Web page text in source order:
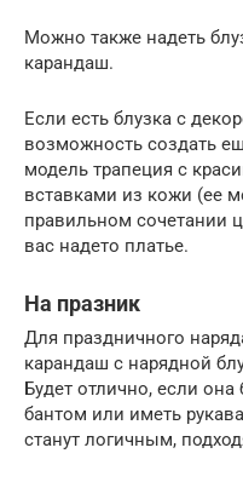
Можно также надеть
карандаш.
Если есть блузка с
возможность создать
модель трапеция с
вставками из кожи (ее
правильном сочетании
вас надето платье.
На празник
Для праздничного
карандаш с нарядной
Будет отлично, если
бантом или иметь
станут логичным,